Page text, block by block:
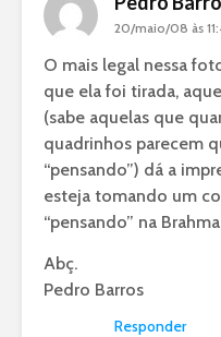
20/maio/08 às
O mais legal nessa
que ela foi tirada,
(sabe aquelas que
quadrinhos parecem
“pensando”) dá a
esteja tomando um
“pensando” na
Abç.
Pedro Barros
Responder